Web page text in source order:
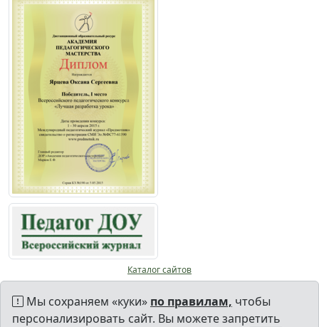
Каталог сайтов
Мы сохраняем «куки» по правилам, чтобы
персонализировать сайт. Вы можете запретить